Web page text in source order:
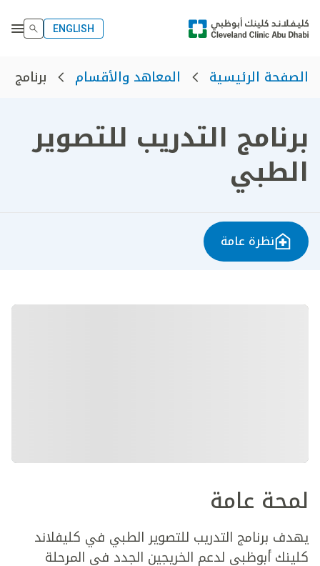
ENGLISH
الصفحة الرئيسية المعاهد والأقسام برنامج
برنامج التدريب للتصوير
الطبي
نظرة عامة
لمحة عامة
يهدف برنامج التدريب للتصوير الطبي في كليفلاند
كلينك أبوظبي لدعم الخريجين الجدد في المرحلة